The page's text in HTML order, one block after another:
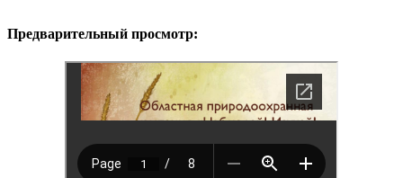
Предварительный просмотр: